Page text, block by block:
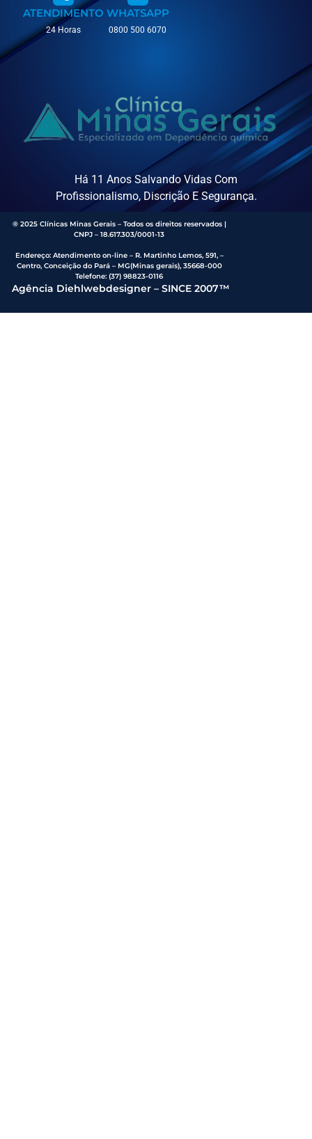
ATENDIMENTO
24 Horas
WHATSAPP
0800 500 6070
Há 11 Anos Salvando Vidas Com
Profissionalismo, Discrição E Segurança.
® 2025 Clínicas Minas Gerais – Todos os direitos reservados |
CNPJ – 18.617.303/0001-13
Endereço: Atendimento on-line – R. Martinho Lemos, 591, –
Centro, Conceição do Pará – MG(Minas gerais), 35668-000
Telefone:(37) 98823-0116
Agência Diehlwebdesigner – SINCE 2007™